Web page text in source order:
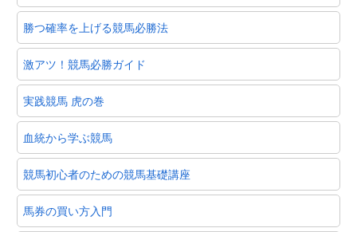
勝つ確率を上げる競馬必勝法
激アツ！競馬必勝ガイド
実践競馬 虎の巻
血統から学ぶ競馬
競馬初心者のための競馬基礎講座
馬券の買い方入門